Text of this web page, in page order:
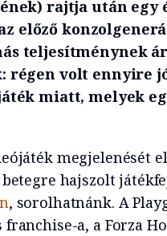
rajtja után egy
előző
teljesítménynek
volt ennyire
miatt, melyek
megjelenését
hajszolt
, sorolhatnánk. A
franchise-a, a Forza